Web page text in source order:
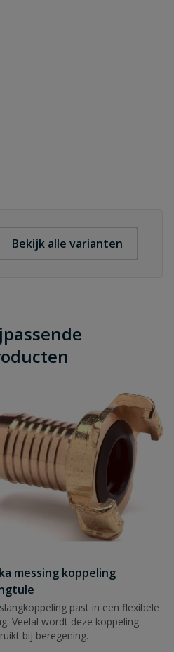
Bekijk alle varianten
messing koppeling
past in een flexibele
Veelal wordt deze koppeling
bij beregening.